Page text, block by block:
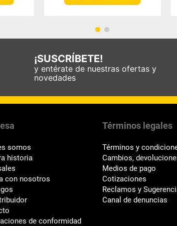
¡SUSCRÍBETE!
y entérate de nuestras ofertas y
novedades
somos
historia
con nosotros
de conformidad
Términos legales
Términos y
Cambios,
Medios de pago
Cotizaciones
Reclamos y
Canal de denuncias